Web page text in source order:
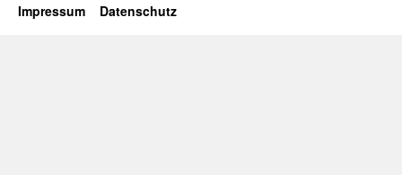
Impressum Datenschutz